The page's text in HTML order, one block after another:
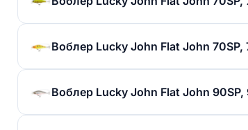
Воблер Lucky John Flat John 70SP,
Воблер Lucky John Flat John